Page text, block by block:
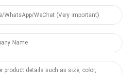
experience. Cookie files help us to enhance
simplify navigation, keep our website
efforts. By clicking "Accept", you agree to
device for these purposes. Click "Adjust" to
For more information, review our Cookies